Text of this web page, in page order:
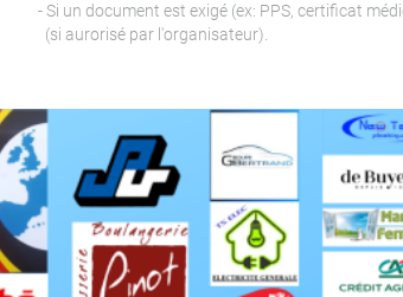
- Si un document est exigé (ex: PPS, certificat
(si aurorisé par l'organisateur).